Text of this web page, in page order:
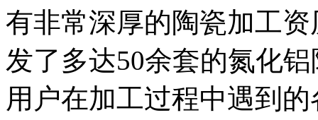
有非常深厚的陶瓷加工
发了多达50余套的氮化
用户在加工过程中遇到